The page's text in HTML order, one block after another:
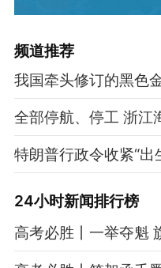
频道推荐
我国牵头修订的黑色
全部停航、停工 浙江
特朗普行政令收紧“出
24小时新闻排行榜
高考必胜丨一举夺魁